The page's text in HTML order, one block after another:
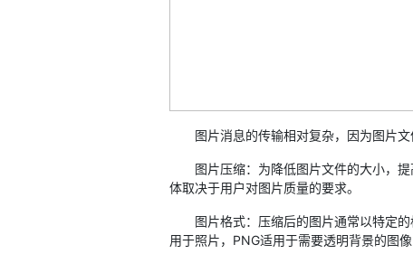
图片消息的传输相对复杂，因为图片文
图片压缩：为降低图片文件的大小，提
体取决于用户对图片质量的要求。
图片格式：压缩后的图片通常以特定的
用于照片，PNG适用于需要透明背景的图像